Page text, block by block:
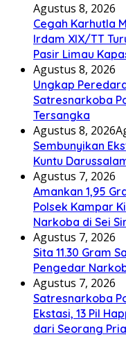
Agustus 8, 2026
Cegah Karhutla
Irdam XIX/TT
Pasir Limau
Agustus 8, 2026
Ungkap
Satresnarkoba
Tersangka
Agustus 8, 2026
Sembunyikan
Kuntu
Agustus 7, 2026
Amankan 1,95
Polsek Kampar
Narkoba di Sei
Agustus 7, 2026
Sita 11.30 Gram
Pengedar
Agustus 7, 2026
Satresnarkoba
Ekstasi, 13 Pil
dari Seorang Pria